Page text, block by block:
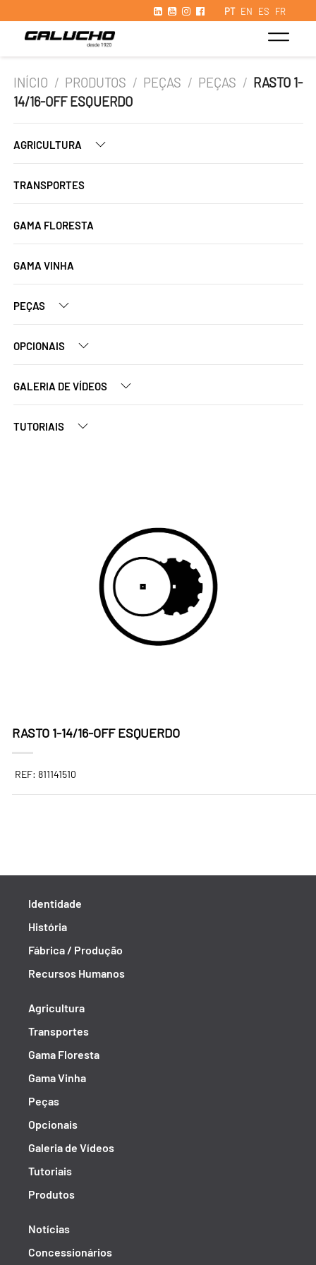
PT EN ES FR
INÍCIO / PRODUTOS / PEÇAS / PEÇAS / RASTO 1-
14/16-OFF ESQUERDO
AGRICULTURA
TRANSPORTES
GAMA FLORESTA
GAMA VINHA
PEÇAS
OPCIONAIS
GALERIA DE VÍDEOS
TUTORIAIS
RASTO 1-14/16-OFF ESQUERDO
REF: 811141510
Identidade
História
Fábrica / Produção
Recursos Humanos
Agricultura
Transportes
Gama Floresta
Gama Vinha
Peças
Opcionais
Galeria de Vídeos
Tutoriais
Produtos
Notícias
Concessionários